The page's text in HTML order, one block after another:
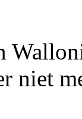
niet